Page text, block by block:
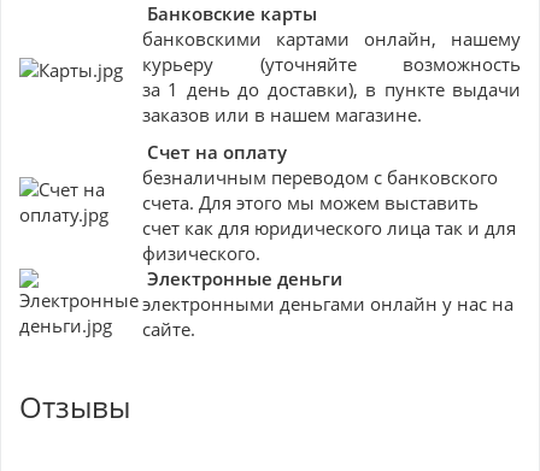
Банковские карты
банковскими картами онлайн, нашему
курьеру (уточняйте возможность
за 1 день до доставки), в пункте выдачи
заказов или в нашем магазине.
Счет на оплату
безналичным переводом с банковского
счета. Для этого мы можем выставить
счет как для юридического лица так и для
физического.
Электронные деньги
электронными деньгами онлайн у нас на
сайте.
Отзывы